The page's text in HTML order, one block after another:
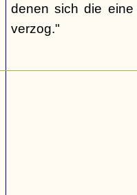
denen sich die
verzog."